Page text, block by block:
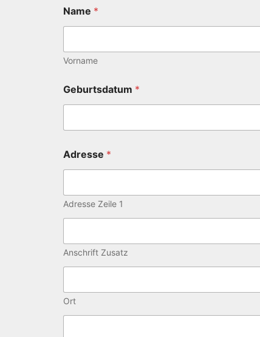
Name *
Vorname
Geburtsdatum *
Adresse *
Adresse Zeile 1
Anschrift Zusatz
Ort